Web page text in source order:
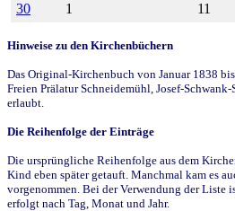
30
1 11
Hinweise zu den Kirchenbüchern
Das Original-Kirchenbuch von Januar 1838
Freien Prälatur Schneidemühl, Josef-
erlaubt.
Die Reihenfolge der Einträge
Die ursprüngliche Reihenfolge aus dem
Kind eben später getauft. Manchmal kam es
vorgenommen. Bei der Verwendung der Liste
erfolgt nach Tag, Monat und Jahr.